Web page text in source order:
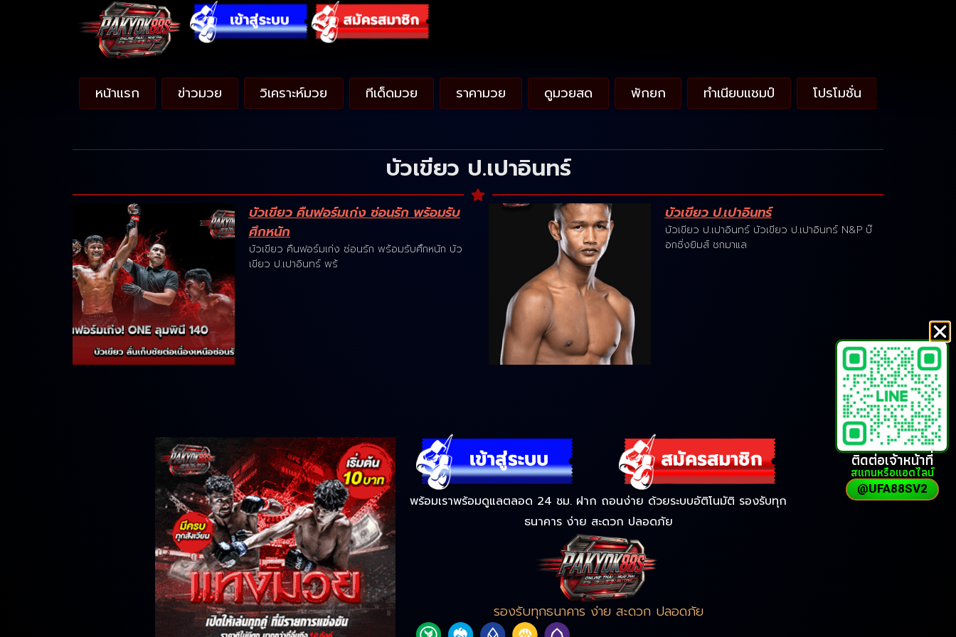
หน้าแรก ข่าวมวย วิเคราะห์มวย ทีเด็ดมวย ราคามวย ดูมวยสด พักยก ทำเนียบแชมป์ โปรโมชั่น
บัวเขียว ป.เปาอินทร์
บัวเขียว คืนฟอร์มเก่ง ซ่อนรัก พร้อมรับ
ศึกหนัก
บัวเขียว คืนฟอร์มเก่ง ซ่อนรัก พร้อมรับศึกหนัก บัว
เขียว ป.เปาอินทร์ พร้
บัวเขียว ป.เปาอินทร์
บัวเขียว ป.เปาอินทร์ บัวเขียว ป.เปาอินทร์ N&P บ๊
อกซิ่งยิมส์ ชกมาแล
พร้อมเราพร้อมดูแลตลอด 24 ชม. ฝาก ถอนง่าย ด้วยระบบอัติโนมัติ รองรับทุก
ธนาคาร ง่าย สะดวก ปลอดภัย
รองรับทุกธนาคาร ง่าย สะดวก ปลอดภัย
ติดต่อเจ้าหน้าที่
สแกนหรือแอดไลน์
@UFA88SV2